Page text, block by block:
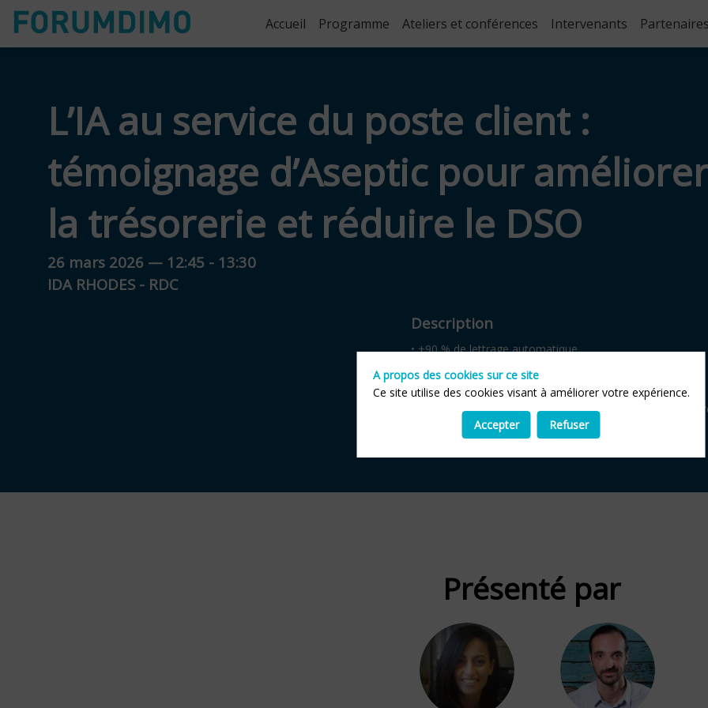
Accueil Programme Ateliers et conférences Intervenants
L’IA au service du poste client :
témoignage d’Aseptic pour améliorer
la trésorerie et réduire le DSO
26 mars 2026 — 12:45 - 13:30
IDA RHODES - RDC
Description
• +90 % de lettrage automatique
• Comptabilité clients à jour au quotidien
• Jusqu’à –30 % sur le DSO
• Suppression des engorgements liés aux campagnes de
Présenté par
WB PS
A propos des cookies sur ce site
Ce site utilise des cookies visant à améliorer votre expérience.
Accepter Refuser